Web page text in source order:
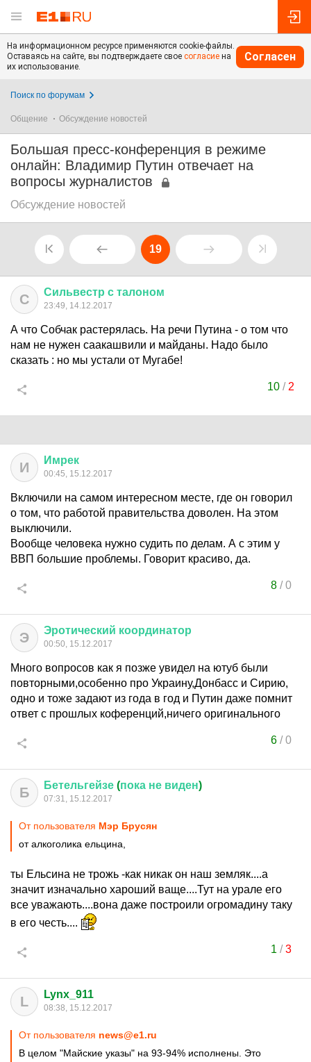
На информационном ресурсе применяются cookie-файлы.
Оставаясь на сайте, вы подтверждаете свое согласие на
их использование.
Согласен
Поиск по форумам
Общение Обсуждение новостей
Большая пресс-конференция в режиме
онлайн: Владимир Путин отвечает на
вопросы журналистов
Обсуждение новостей
19
С Сильвестр с талоном
23:49, 14.12.2017
А что Собчак растерялась. На речи Путина - о том что
нам не нужен саакашвили и майданы. Надо было
сказать : но мы устали от Мугабе!
10 / 2
И Имрек
00:45, 15.12.2017
Включили на самом интересном месте, где он говорил
о том, что работой правительства доволен. На этом
выключили.
Вообще человека нужно судить по делам. А с этим у
ВВП большие проблемы. Говорит красиво, да.
8/0
Э Эротический координатор
00:50, 15.12.2017
Много вопросов как я позже увидел на ютуб были
повторными,особенно про Украину,Донбасс и Сирию,
одно и тоже задают из года в год и Путин даже помнит
ответ с прошлых коференций,ничего оригинального
6/0
Б Бетельгейзе (пока не виден)
07:31, 15.12.2017
От пользователя Мэр Брусян
от алкоголика ельцина,
ты Ельсина не трожь -как никак он наш земляк....а
значит изначально хароший ваще....Тут на урале его
все уважають....вона даже построили огромадину таку
в его честь....
1 /3
L Lynx_911
08:38, 15.12.2017
От пользователя news@e1.ru
В целом "Майские указы" на 93-94% исполнены. Это